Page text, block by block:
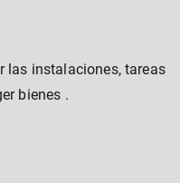
las instalaciones, tareas
bienes .